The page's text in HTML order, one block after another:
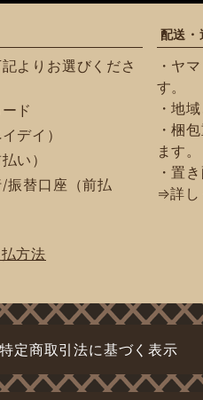
よりお選びくださ
ド
デイ）
い）
/振替口座（前払
方法
配送・
・ヤ
す。
・地
・梱
ます。
・置
⇒詳し
特定商取引法に基づく表示